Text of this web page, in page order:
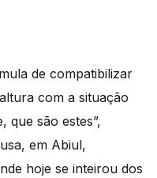
de compatibilizar
com a situação
que são estes”,
em Abiul,
hoje se inteirou dos